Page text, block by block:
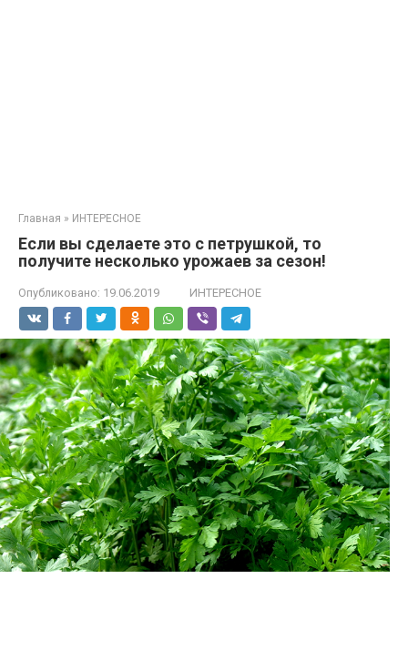
Главная » ИНТЕРЕСНОЕ
Если вы сделаете это с петрушкой, то
получите несколько урожаев за сезон!
Опубликовано: 19.06.2019 ИНТЕРЕСНОЕ